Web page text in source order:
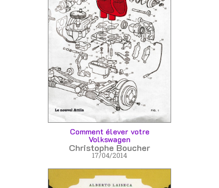
Comment élever votre
Volkswagen
Christophe Boucher
17/04/2014